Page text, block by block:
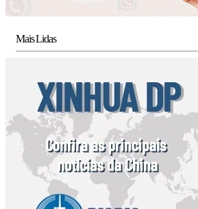
Mais Lidas